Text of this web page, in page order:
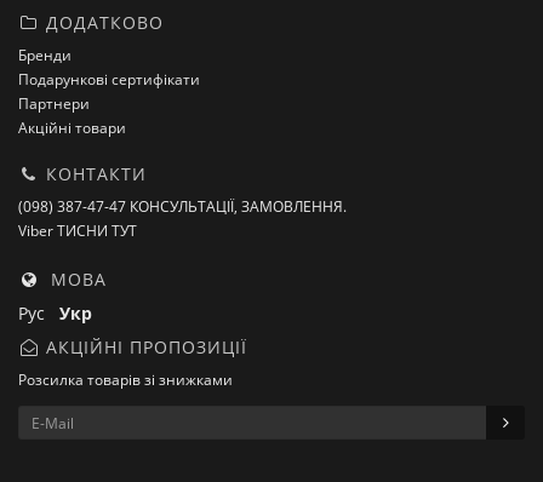
ДОДАТКОВО
Бренди
Подарункові сертифікати
Партнери
Акційні товари
КОНТАКТИ
(098) 387-47-47 КОНСУЛЬТАЦІЇ, ЗАМОВЛЕННЯ.
Viber ТИСНИ ТУТ
МОВА
Рус Укр
АКЦІЙНІ ПРОПОЗИЦІЇ
Розсилка товарів зі знижками